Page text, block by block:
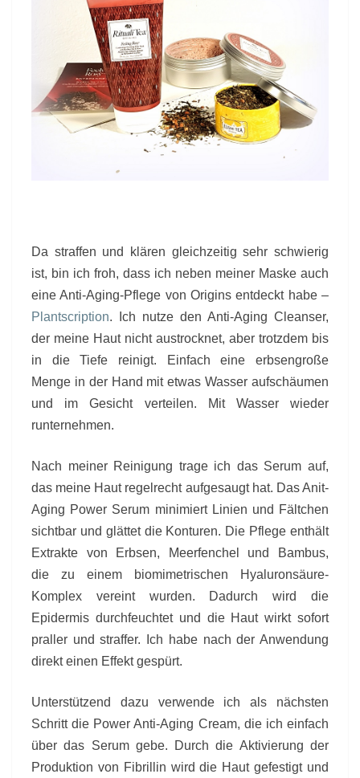
Da straffen und klären gleichzeitig sehr schwierig
ist, bin ich froh, dass ich neben meiner Maske auch
eine Anti-Aging-Pflege von Origins entdeckt habe –
Plantscription. Ich nutze den Anti-Aging Cleanser,
der meine Haut nicht austrocknet, aber trotzdem bis
in die Tiefe reinigt. Einfach eine erbsengroße
Menge in der Hand mit etwas Wasser aufschäumen
und im Gesicht verteilen. Mit Wasser wieder
runternehmen.
Nach meiner Reinigung trage ich das Serum auf,
das meine Haut regelrecht aufgesaugt hat. Das Anit-
Aging Power Serum minimiert Linien und Fältchen
sichtbar und glättet die Konturen. Die Pflege enthält
Extrakte von Erbsen, Meerfenchel und Bambus,
die zu einem biomimetrischen Hyaluronsäure-
Komplex vereint wurden. Dadurch wird die
Epidermis durchfeuchtet und die Haut wirkt sofort
praller und straffer. Ich habe nach der Anwendung
direkt einen Effekt gespürt.
Unterstützend dazu verwende ich als nächsten
Schritt die Power Anti-Aging Cream, die ich einfach
über das Serum gebe. Durch die Aktivierung der
Produktion von Fibrillin wird die Haut gefestigt und